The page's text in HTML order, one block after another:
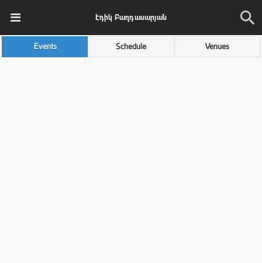
Էդիկ Բաղդասարյան
Events Schedule Venues